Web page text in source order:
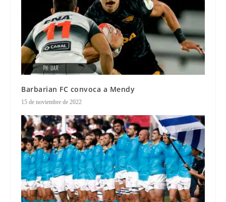
Barbarian FC convoca a Mendy
15 de noviembre de 2022